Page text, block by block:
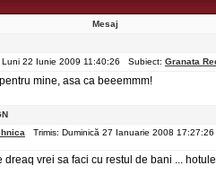
Mesaj
Luni 22 Iunie 2009 11:40:26 Subiect: Granata
mine, asa ca beeemmm!
Trimis: Duminică 27 Ianuarie 2008
vrei sa faci cu restul de bani ... hotule